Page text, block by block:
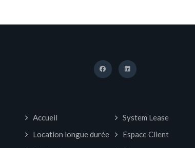
Accueil
System Lease
Location longue durée
Espace Client